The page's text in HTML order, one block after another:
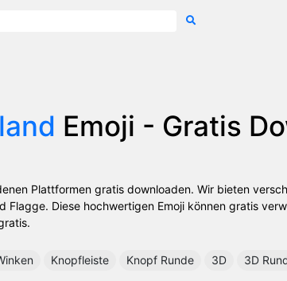
Emoji - Gratis
Plattformen gratis downloaden. Wir bieten
Flagge. Diese hochwertigen Emoji können gratis
Knopfleiste Knopf Runde 3D 3D